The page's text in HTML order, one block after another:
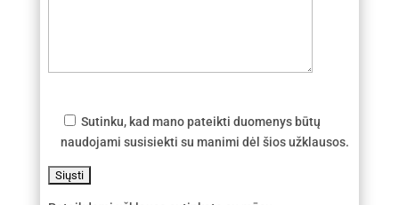
Sutinku, kad mano pateikti duomenys būtų
naudojami susisiekti su manimi dėl šios užklausos.